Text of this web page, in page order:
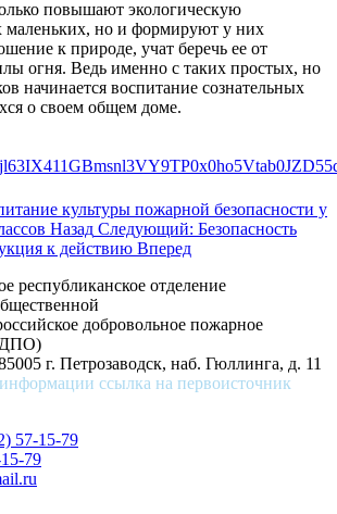
повышают экологическую
маленьких, но и формируют у них
к природе, учат беречь ее от
огня. Ведь именно с таких простых, но
начинается воспитание сознательных
о своем общем доме.
культуры пожарной безопасности у
Назад Следующий: Безопасность
к действию Вперед
республиканское отделение
добровольное пожарное
г. Петрозаводск, наб. Гюллинга, д. 11
ссылка на первоисточник
57-15-79
79